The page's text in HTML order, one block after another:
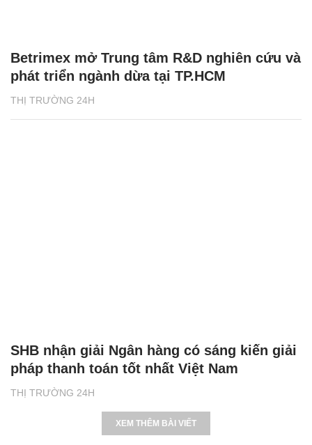
THỊ TRƯỜNG 24H
Betrimex mở Trung tâm R&D nghiên cứu và
phát triển ngành dừa tại TP.HCM
THỊ TRƯỜNG 24H
SHB nhận giải Ngân hàng có sáng kiến giải
pháp thanh toán tốt nhất Việt Nam
XEM THÊM BÀI VIẾT